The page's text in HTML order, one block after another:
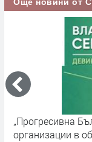
Още новини от
„Прогресивна
организации в